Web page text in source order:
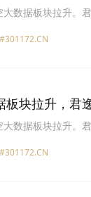
数据板块拉升。
报30.25元，盛邦安
涨
#301172.CN
板块拉升，君
数据板块拉升。
报35.78元，中电鑫
涨
#301172.CN